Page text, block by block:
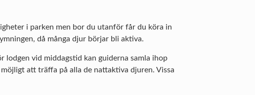
i parken men bor du utanför får du köra in
då många djur börjar bli aktiva.
lodgen vid middagstid kan guiderna samla ihop
att träffa på alla de nattaktiva djuren. Vissa